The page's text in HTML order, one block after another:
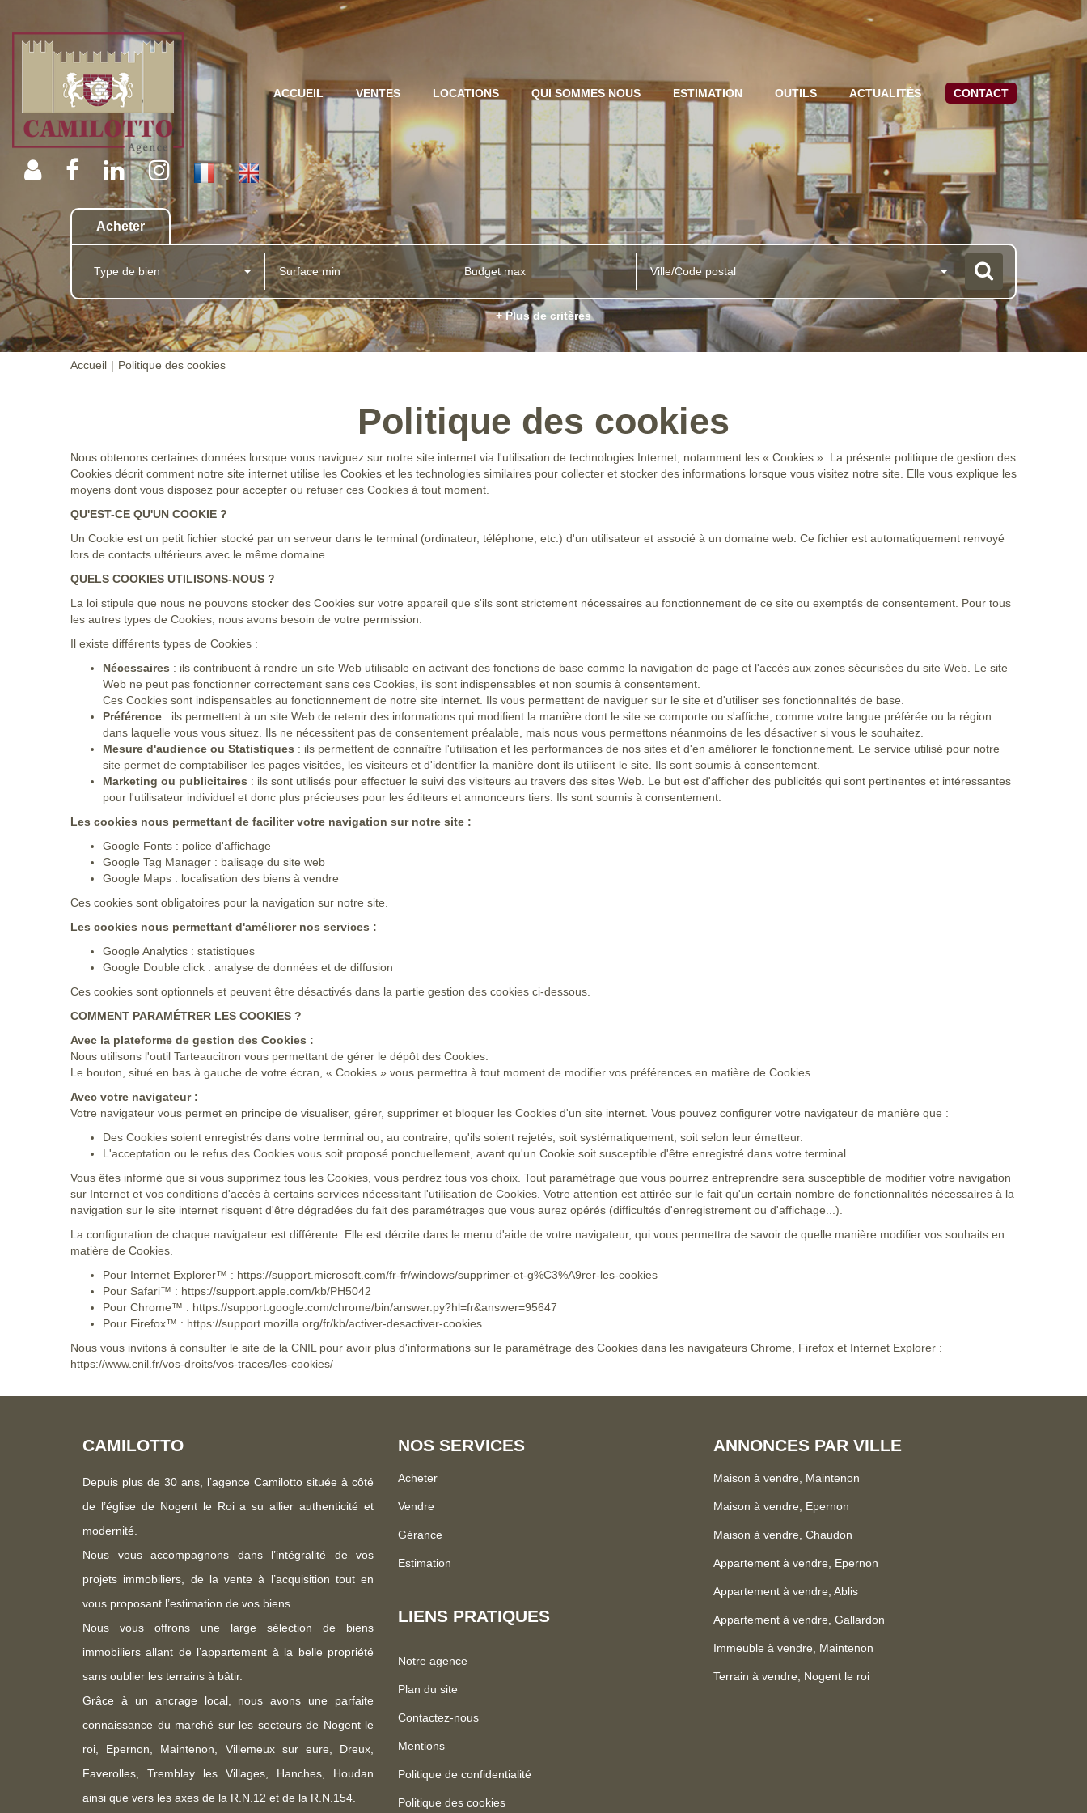
ACCUEIL VENTES LOCATIONS QUI SOMMES NOUS ESTIMATION OUTILS ACTUALITÉS CONTACT
Acheter
Type de bien Ville/Code postal
+ Plus de critères
Accueil Politique des cookies
Politique des cookies
Nous obtenons certaines données lorsque vous naviguez sur notre site internet via l'utilisation de technologies Internet, notamment les « Cookies ». La présente politique de gestion des
Cookies décrit comment notre site internet utilise les Cookies et les technologies similaires pour collecter et stocker des informations lorsque vous visitez notre site. Elle vous explique les
moyens dont vous disposez pour accepter ou refuser ces Cookies à tout moment.
QU'EST-CE QU'UN COOKIE ?
Un Cookie est un petit fichier stocké par un serveur dans le terminal (ordinateur, téléphone, etc.) d'un utilisateur et associé à un domaine web. Ce fichier est automatiquement renvoyé
lors de contacts ultérieurs avec le même domaine.
QUELS COOKIES UTILISONS-NOUS ?
La loi stipule que nous ne pouvons stocker des Cookies sur votre appareil que s'ils sont strictement nécessaires au fonctionnement de ce site ou exemptés de consentement. Pour tous
les autres types de Cookies, nous avons besoin de votre permission.
Il existe différents types de Cookies :
Nécessaires : ils contribuent à rendre un site Web utilisable en activant des fonctions de base comme la navigation de page et l'accès aux zones sécurisées du site Web. Le site
Web ne peut pas fonctionner correctement sans ces Cookies, ils sont indispensables et non soumis à consentement.
Ces Cookies sont indispensables au fonctionnement de notre site internet. Ils vous permettent de naviguer sur le site et d'utiliser ses fonctionnalités de base.
Préférence : ils permettent à un site Web de retenir des informations qui modifient la manière dont le site se comporte ou s'affiche, comme votre langue préférée ou la région
dans laquelle vous vous situez. Ils ne nécessitent pas de consentement préalable, mais nous vous permettons néanmoins de les désactiver si vous le souhaitez.
Mesure d'audience ou Statistiques : ils permettent de connaître l'utilisation et les performances de nos sites et d'en améliorer le fonctionnement. Le service utilisé pour notre
site permet de comptabiliser les pages visitées, les visiteurs et d'identifier la manière dont ils utilisent le site. Ils sont soumis à consentement.
Marketing ou publicitaires : ils sont utilisés pour effectuer le suivi des visiteurs au travers des sites Web. Le but est d'afficher des publicités qui sont pertinentes et intéressantes
pour l'utilisateur individuel et donc plus précieuses pour les éditeurs et annonceurs tiers. Ils sont soumis à consentement.
Les cookies nous permettant de faciliter votre navigation sur notre site :
Google Fonts : police d'affichage
Google Tag Manager : balisage du site web
Google Maps : localisation des biens à vendre
Ces cookies sont obligatoires pour la navigation sur notre site.
Les cookies nous permettant d'améliorer nos services :
Google Analytics : statistiques
Google Double click : analyse de données et de diffusion
Ces cookies sont optionnels et peuvent être désactivés dans la partie gestion des cookies ci-dessous.
COMMENT PARAMÉTRER LES COOKIES ?
Avec la plateforme de gestion des Cookies :
Nous utilisons l'outil Tarteaucitron vous permettant de gérer le dépôt des Cookies.
Le bouton, situé en bas à gauche de votre écran, « Cookies » vous permettra à tout moment de modifier vos préférences en matière de Cookies.
Avec votre navigateur :
Votre navigateur vous permet en principe de visualiser, gérer, supprimer et bloquer les Cookies d'un site internet. Vous pouvez configurer votre navigateur de manière que :
Des Cookies soient enregistrés dans votre terminal ou, au contraire, qu'ils soient rejetés, soit systématiquement, soit selon leur émetteur.
L'acceptation ou le refus des Cookies vous soit proposé ponctuellement, avant qu'un Cookie soit susceptible d'être enregistré dans votre terminal.
Vous êtes informé que si vous supprimez tous les Cookies, vous perdrez tous vos choix. Tout paramétrage que vous pourrez entreprendre sera susceptible de modifier votre navigation
sur Internet et vos conditions d'accès à certains services nécessitant l'utilisation de Cookies. Votre attention est attirée sur le fait qu'un certain nombre de fonctionnalités nécessaires à la
navigation sur le site internet risquent d'être dégradées du fait des paramétrages que vous aurez opérés (difficultés d'enregistrement ou d'affichage...).
La configuration de chaque navigateur est différente. Elle est décrite dans le menu d'aide de votre navigateur, qui vous permettra de savoir de quelle manière modifier vos souhaits en
matière de Cookies.
Pour Internet Explorer™ : https://support.microsoft.com/fr-fr/windows/supprimer-et-g%C3%A9rer-les-cookies
Pour Safari™ : https://support.apple.com/kb/PH5042
Pour Chrome™ : https://support.google.com/chrome/bin/answer.py?hl=fr&answer=95647
Pour Firefox™ : https://support.mozilla.org/fr/kb/activer-desactiver-cookies
Nous vous invitons à consulter le site de la CNIL pour avoir plus d'informations sur le paramétrage des Cookies dans les navigateurs Chrome, Firefox et Internet Explorer :
https://www.cnil.fr/vos-droits/vos-traces/les-cookies/
CAMILOTTO
Depuis plus de 30 ans, l’agence Camilotto située à côté
de l’église de Nogent le Roi a su allier authenticité et
modernité.
Nous vous accompagnons dans l’intégralité de vos
projets immobiliers, de la vente à l’acquisition tout en
vous proposant l’estimation de vos biens.
Nous vous offrons une large sélection de biens
immobiliers allant de l’appartement à la belle propriété
sans oublier les terrains à bâtir.
Grâce à un ancrage local, nous avons une parfaite
connaissance du marché sur les secteurs de Nogent le
roi, Epernon, Maintenon, Villemeux sur eure, Dreux,
Faverolles, Tremblay les Villages, Hanches, Houdan
ainsi que vers les axes de la R.N.12 et de la R.N.154.
NOS SERVICES
Acheter
Vendre
Gérance
Estimation
LIENS PRATIQUES
Notre agence
Plan du site
Contactez-nous
Mentions
Politique de confidentialité
Politique des cookies
ANNONCES PAR VILLE
Maison à vendre, Maintenon
Maison à vendre, Epernon
Maison à vendre, Chaudon
Appartement à vendre, Epernon
Appartement à vendre, Ablis
Appartement à vendre, Gallardon
Immeuble à vendre, Maintenon
Terrain à vendre, Nogent le roi